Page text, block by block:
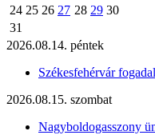
24 25 26 27 28 29 30
31
2026.08.14. péntek
Székesfehérvár
2026.08.15. szombat
Nagyboldogasszony